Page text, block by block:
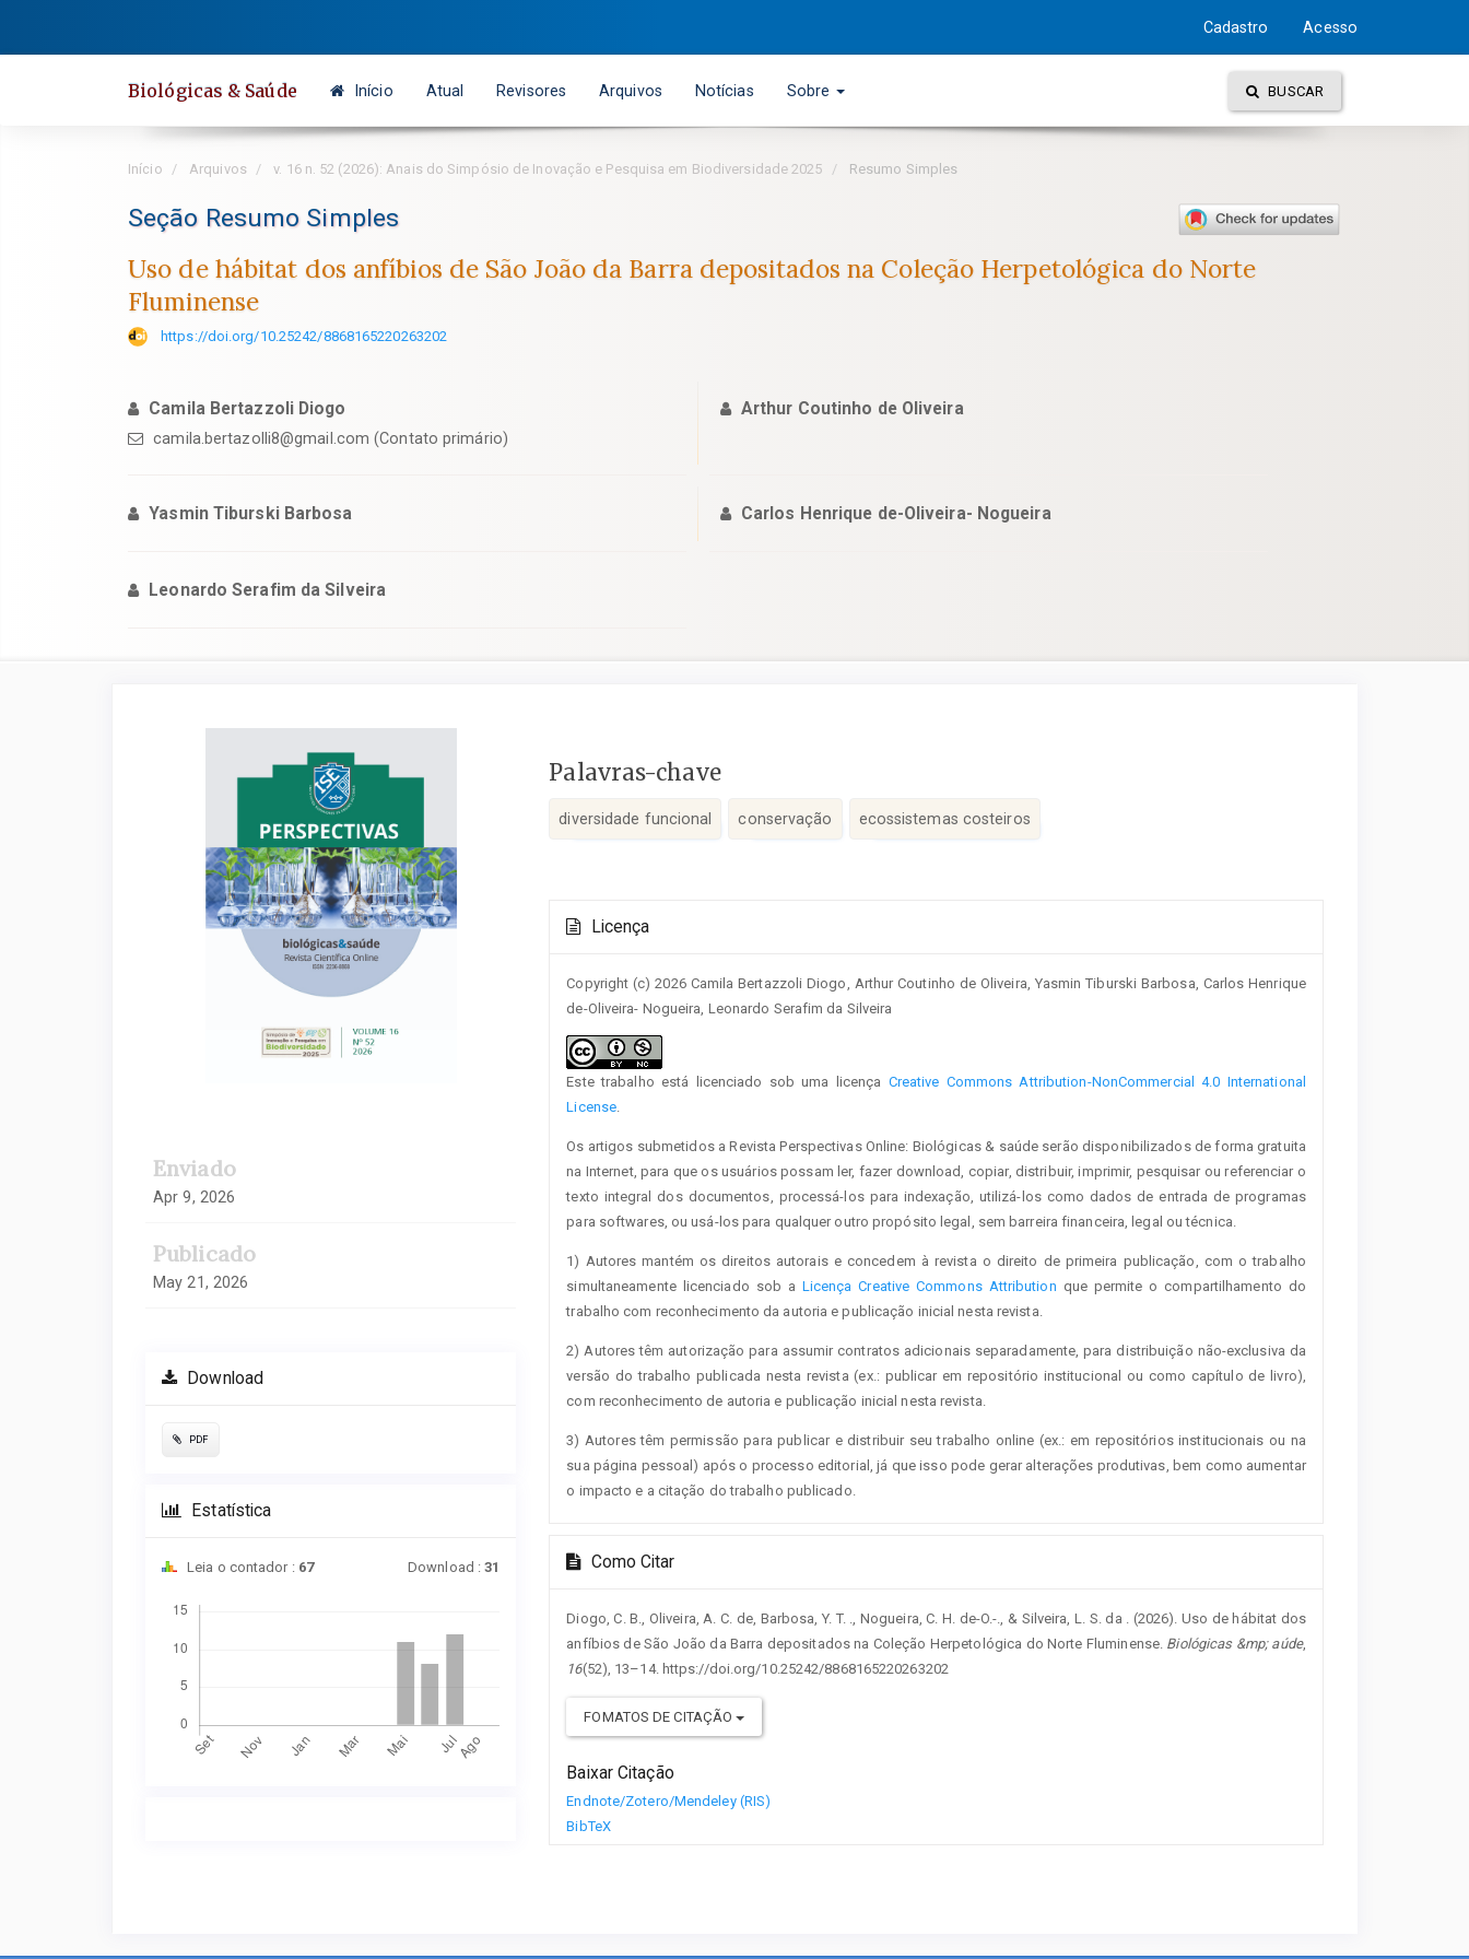
Cadastro Acesso
Biológicas & Saúde Início Atual Revisores Arquivos Notícias Sobre BUSCAR
Início Arquivos v. 16 n. 52 (2026): Anais do Simpósio de Inovação e Pesquisa em Biodiversidade 2025 Resumo Simples
Seção Resumo Simples
Uso de hábitat dos anfíbios de São João da Barra depositados na Coleção Herpetológica do Norte
Fluminense
https://doi.org/10.25242/8868165220263202
Camila Bertazzoli Diogo
camila.bertazolli8@gmail.com (Contato primário)
Arthur Coutinho de Oliveira
Yasmin Tiburski Barbosa Carlos Henrique de-Oliveira- Nogueira
Leonardo Serafim da Silveira
Barra
Enviado
Apr 9, 2026
Publicado
May 21, 2026
Download
PDF
Estatística
Leia o contador : 67 Download :31
Conteúdo
artigo
Palavras-chave
diversidade funcional conservação ecossistemas costeiros
Detalhes
do
Licença
Copyright (c) 2026 Camila Bertazzoli Diogo, Arthur Coutinho de Oliveira, Yasmin Tiburski Barbosa, Carlos Henrique
de-Oliveira- Nogueira, Leonardo Serafim da Silveira
Este trabalho está licenciado sob uma licença Creative Commons Attribution-NonCommercial 4.0 International
License.
Os artigos submetidos a Revista Perspectivas Online: Biológicas & saúde serão disponibilizados de forma gratuita
na Internet, para que os usuários possam ler, fazer download, copiar, distribuir, imprimir, pesquisar ou referenciar o
texto integral dos documentos, processá-los para indexação, utilizá-los como dados de entrada de programas
para softwares, ou usá-los para qualquer outro propósito legal, sem barreira financeira, legal ou técnica.
1) Autores mantém os direitos autorais e concedem à revista o direito de primeira publicação, com o trabalho
simultaneamente licenciado sob a Licença Creative Commons Attribution que permite o compartilhamento do
trabalho com reconhecimento da autoria e publicação inicial nesta revista.
2) Autores têm autorização para assumir contratos adicionais separadamente, para distribuição não-exclusiva da
versão do trabalho publicada nesta revista (ex.: publicar em repositório institucional ou como capítulo de livro),
com reconhecimento de autoria e publicação inicial nesta revista.
3) Autores têm permissão para publicar e distribuir seu trabalho online (ex.: em repositórios institucionais ou na
sua página pessoal) após o processo editorial, já que isso pode gerar alterações produtivas, bem como aumentar
o impacto e a citação do trabalho publicado.
Como Citar
Diogo, C. B., Oliveira, A. C. de, Barbosa, Y. T. ., Nogueira, C. H. de-O.-., & Silveira, L. S. da . (2026). Uso de hábitat dos
anfíbios de São João da Barra depositados na Coleção Herpetológica do Norte Fluminense. Biológicas &mp; aúde,
16(52), 13–14. https://doi.org/10.25242/8868165220263202
FOMATOS DE CITAÇÃO
Baixar Citação
Endnote/Zotero/Mendeley (RIS)
BibTeX